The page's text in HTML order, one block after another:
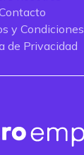
y Condiciones
de Privacidad